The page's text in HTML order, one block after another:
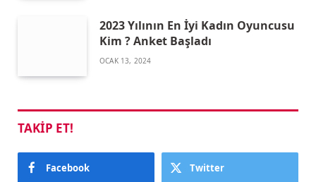
2023 Yılının En İyi Kadın Oyuncusu
Kim ? Anket Başladı
OCAK 13, 2024
TAKIP ET!
Facebook Twitter